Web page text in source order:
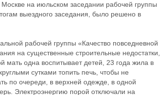
на июльском заседании рабочей группы
выездного заседания, было решено в
рабочей группы «Качество повседневной
на существенные строительные недостатки,
одна воспитывает детей, 23 года жила в
сутками топить печь, чтобы не
по очереди, в верхней одежде, в одной
Электроэнергию порой отключали на